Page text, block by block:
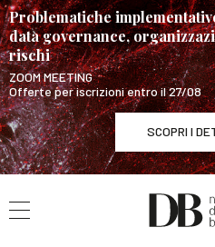
Problematiche
data governance,
rischi
ZOOM MEETING
Offerte per iscrizioni entro il 27/08
SCOPRI I
WEBINAR / 17
La governance